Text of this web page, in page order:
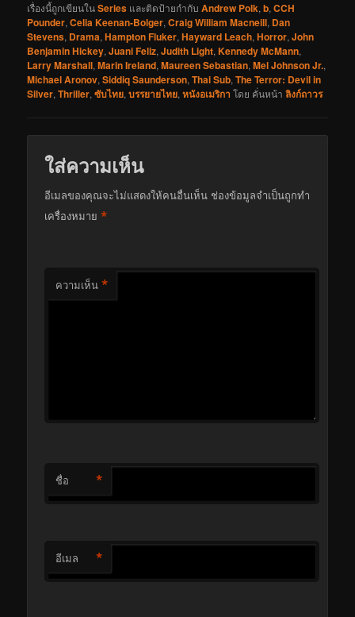
เรื่องนี้ถูกเขียนในSeries และติดป้ายกำกับAndrew Polk,b,CCH
Pounder,Celia Keenan-Bolger,Craig William Macneill, Dan
Stevens, Drama,Hampton Fluker,Hayward Leach,Horror,John
Benjamin Hickey,Juani Feliz,Judith Light,Kennedy McMann,
Larry Marshall,Marin Ireland,Maureen Sebastian,Mel Johnson Jr.,
Michael Aronov,Siddiq Saunderson,Thai Sub,The Terror: Devil in
Silver,Thriller,ซับไทย,บรรยายไทย,หนังอเมริกา โดย คั่นหน้าลิงก์ถาวร
ใส่ความเห็น
อีเมลของคุณจะไม่แสดงให้คนอื่นเห็น ช่องข้อมูลจำเป็นถูกทำ
เครื่องหมาย*
ความเห็น *
ชื่อ *
อีเมล *